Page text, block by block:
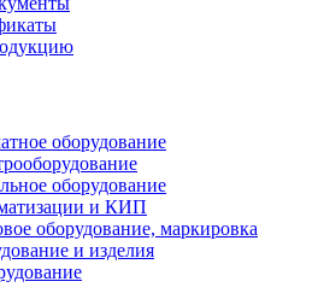
оборудование
оборудование
и КИП
оборудование, маркировка
и изделия